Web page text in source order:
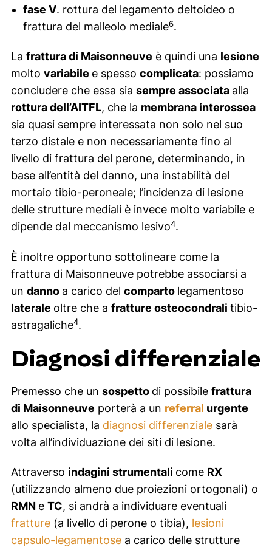
fase V. rottura del legamento deltoideo o
frattura del malleolo mediale6.
La frattura di Maisonneuve è quindi una lesione
molto variabile e spesso complicata: possiamo
concludere che essa sia sempre associata alla
rottura dell’AITFL, che la membrana interossea
sia quasi sempre interessata non solo nel suo
terzo distale e non necessariamente fino al
livello di frattura del perone, determinando, in
base all’entità del danno, una instabilità del
mortaio tibio-peroneale; l’incidenza di lesione
delle strutture mediali è invece molto variabile e
dipende dal meccanismo lesivo4.
È inoltre opportuno sottolineare come la
frattura di Maisonneuve potrebbe associarsi a
un danno a carico del comparto legamentoso
laterale oltre che a fratture osteocondrali tibio-
astragaliche4.
Diagnosi differenziale
Premesso che un sospetto di possibile frattura
di Maisonneuve porterà a un referral urgente
allo specialista, la diagnosi differenzialesarà
volta all’individuazione dei siti di lesione.
Attraverso indagini strumentali come RX
(utilizzando almeno due proiezioni ortogonali) o
RMN e TC, si andrà a individuare eventuali
fratture(a livello di perone o tibia), lesioni
capsulo-legamentosea carico delle strutture